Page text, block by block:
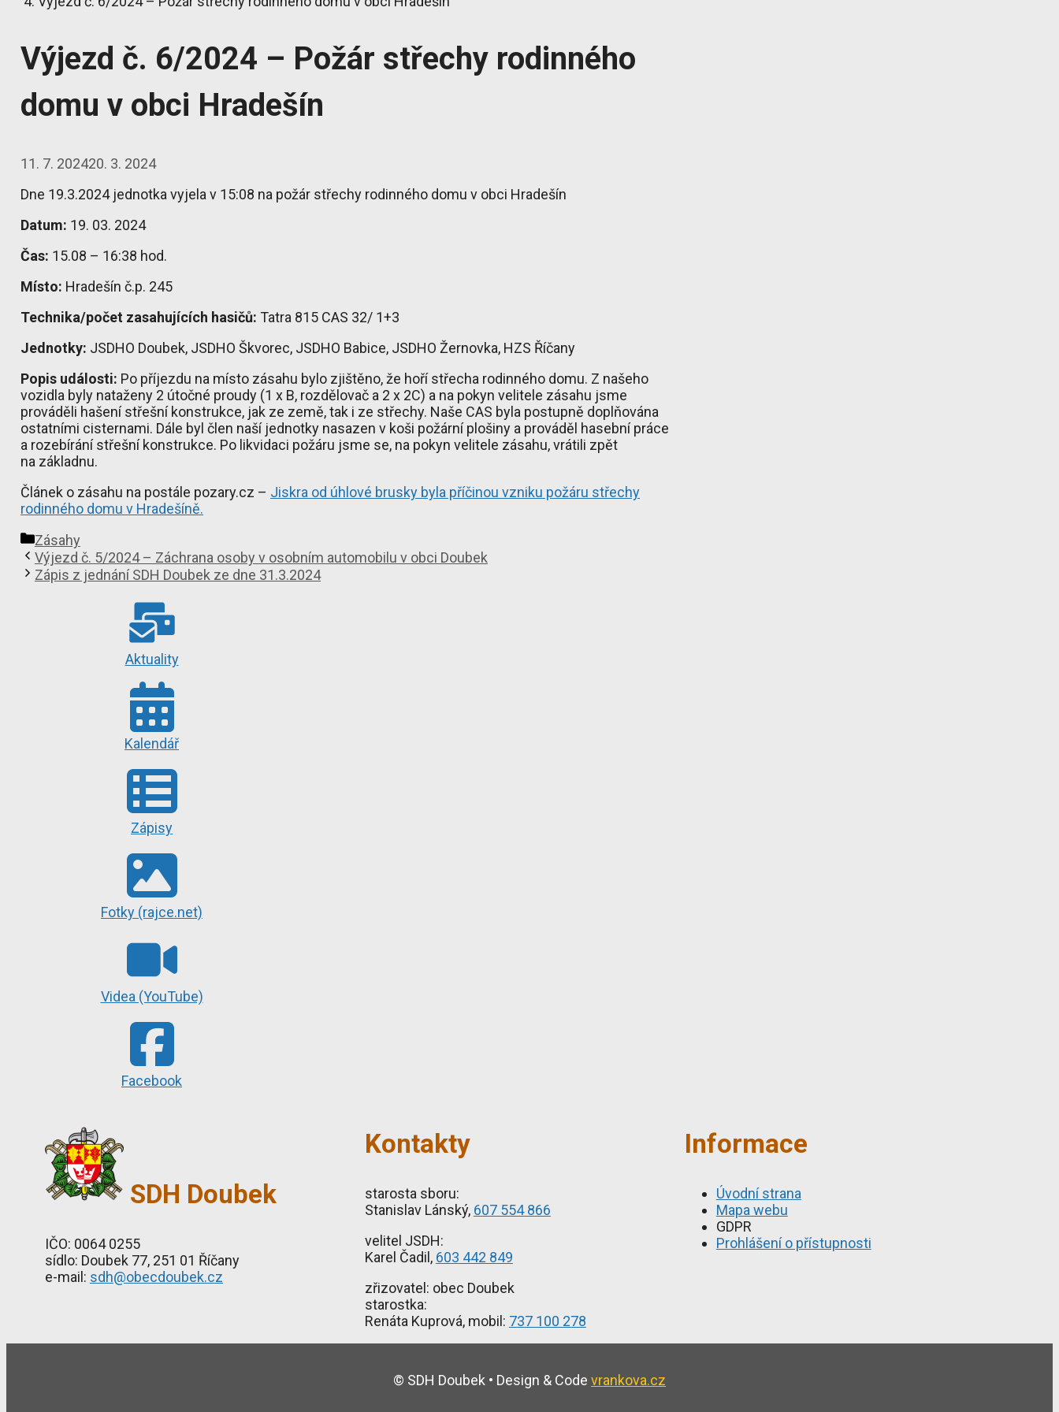
Výjezd č. 6/2024 – Požár střechy rodinného
domu v obci Hradešín
11. 7. 202420. 3. 2024
Dne 19.3.2024 jednotka vyjela v 15:08 na požár střechy rodinného domu v obci Hradešín
Datum: 19. 03. 2024
Čas: 15.08 – 16:38 hod.
Místo: Hradešín č.p. 245
Technika/počet zasahujících hasičů: Tatra 815 CAS 32/ 1+3
Jednotky: JSDHO Doubek, JSDHO Škvorec, JSDHO Babice, JSDHO Žernovka, HZS Říčany
Popis události: Po příjezdu na místo zásahu bylo zjištěno, že hoří střecha rodinného domu. Z našeho
vozidla byly nataženy 2 útočné proudy (1 x B, rozdělovač a 2 x 2C) a na pokyn velitele zásahu jsme
prováděli hašení střešní konstrukce, jak ze země, tak i ze střechy. Naše CAS byla postupně doplňována
ostatními cisternami. Dále byl člen naší jednotky nasazen v koši požární plošiny a prováděl hasební práce
a rozebírání střešní konstrukce. Po likvidaci požáru jsme se, na pokyn velitele zásahu, vrátili zpět
na základnu.
Článek o zásahu na postále pozary.cz – Jiskra od úhlové brusky byla příčinou vzniku požáru střechy
rodinného domu v Hradešíně.
Rubriky
Zásahy
Výjezd č. 5/2024 – Záchrana osoby v osobním automobilu v obci Doubek
Zápis z jednání SDH Doubek ze dne 31.3.2024
Aktuality
Kalendář
Zápisy
Fotky (rajce.net)
Videa (YouTube)
Facebook
SDH Doubek
IČO: 0064 0255
sídlo: Doubek 77, 251 01 Říčany
e-mail: sdh@obecdoubek.cz
Kontakty
starosta sboru:
Stanislav Lánský, 607 554 866
velitel JSDH:
Karel Čadil, 603 442 849
zřizovatel: obec Doubek
starostka:
Renáta Kuprová, mobil: 737 100 278
Informace
Úvodní strana
Mapa webu
GDPR
Prohlášení o přístupnosti
© SDH Doubek • Design & Code vrankova.cz